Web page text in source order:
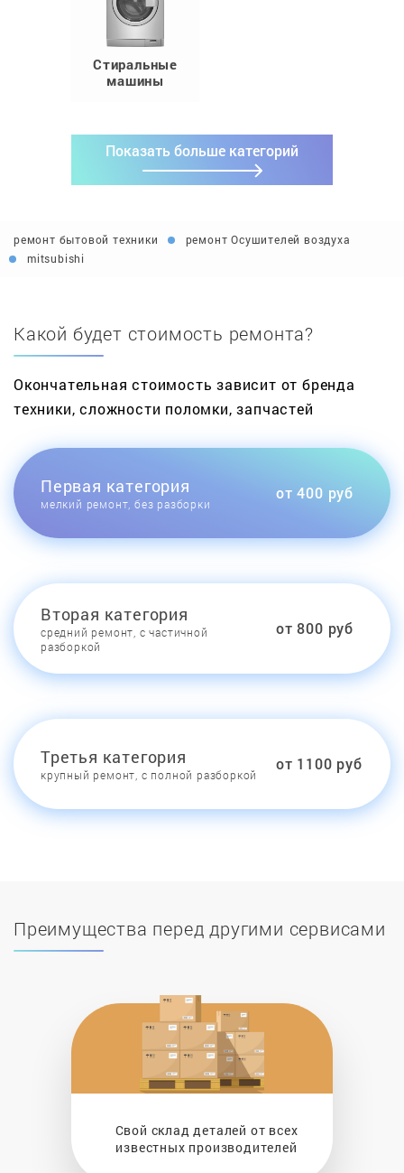
Стиральные
машины
Показать больше категорий
ремонт бытовой техники
ремонт Осушителей воздуха
mitsubishi
Какой будет стоимость ремонта?
Окончательная стоимость зависит от бренда
техники, сложности поломки, запчастей
Первая категория
мелкий ремонт, без разборки
от 400 руб
Вторая категория
средний ремонт, с частичной
разборкой
от 800 руб
Третья категория
крупный ремонт, с полной разборкой
от 1100 руб
Преимущества перед другими сервисами
Свой склад деталей от всех
известных производителей